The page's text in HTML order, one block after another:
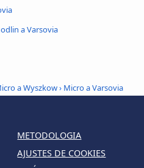
a Varsovia
a Wyszkow› Micro a Varsovia
METODOLOGIA
AJUSTES DE COOKIES